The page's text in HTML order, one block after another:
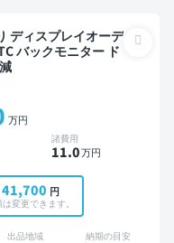
バックモニター ド
万円
諸費用
11.0万円
41,700 円
変更できます。
出品地域 納期の目安